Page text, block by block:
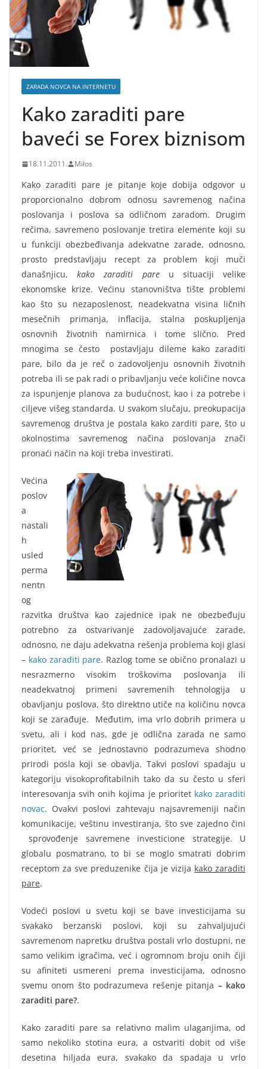
ZARADA NOVCA NA INTERNETU
Kako zaraditi pare
baveći se Forex biznisom
18.11.2011. Milos
Kako zaraditi pare je pitanje koje dobija odgovor u
proporcionalno dobrom odnosu savremenog načina
poslovanja i poslova sa odličnom zaradom. Drugim
rečima, savremeno poslovanje tretira elemente koji su
u funkciji obezbeđivanja adekvatne zarade, odnosno,
prosto predstavljaju recept za problem koji muči
današnjicu,kako zaraditi pareu situaciji velike
ekonomske krize. Većinu stanovništva tište problemi
kao što su nezaposlenost, neadekvatna visina ličnih
mesečnih primanja, inflacija, stalna poskupljenja
osnovnih životnih namirnica i tome slično. Pred
mnogima se često postavljaju dileme kako zaraditi
pare, bilo da je reč o zadovoljenju osnovnih životnih
potreba ili se pak radi o pribavljanju veće količine novca
za ispunjenje planova za budućnost, kao i za potrebe i
ciljeve višeg standarda. U svakom slučaju, preokupacija
savremenog društva je postala kako zarditi pare, što u
okolnostima savremenog načina poslovanja znači
pronaći način na koji treba investirati.
Većina
poslov
a
nastali
h
usled
perma
nentn
og
razvitka društva kao zajednice ipak ne obezbeđuju
potrebno za ostvarivanje zadovoljavajuće zarade,
odnosno, ne daju adekvatna rešenja problema koji glasi
– kako zaraditi pare. Razlog tome se obično pronalazi u
nesrazmerno visokim troškovima poslovanja ili
neadekvatnoj primeni savremenih tehnologija u
obavljanju poslova, što direktno utiče na količinu novca
koji se zarađuje. Međutim, ima vrlo dobrih primera u
svetu, ali i kod nas, gde je odlična zarada ne samo
prioritet, već se jednostavno podrazumeva shodno
prirodi posla koji se obavlja. Takvi poslovi spadaju u
kategoriju visokoprofitabilnih tako da su često u sferi
interesovanja svih onih kojima je prioritet kako zaraditi
novac. Ovakvi poslovi zahtevaju najsavremeniji način
komunikacije, veštinu investiranja, što sve zajedno čini
sprovođenje savremene investicione strategije. U
globalu posmatrano, to bi se moglo smatrati dobrim
receptom za sve preduzenike čija je vizija kako zaraditi
pare.
Vodeći poslovi u svetu koji se bave investicijama su
svakako berzanski poslovi, koji su zahvaljujući
savremenom napretku društva postali vrlo dostupni, ne
samo velikim igračima, već i ogromnom broju onih čiji
su afiniteti usmereni prema investicijama, odnosno
svemu onom što podrazumeva rešenje pitanja – kako
zaraditi pare?.
Kako zaraditi pare sa relativno malim ulaganjima, od
samo nekoliko stotina eura, a ostvariti dobit od više
desetina hiljada eura, svakako da spadaja u vrlo